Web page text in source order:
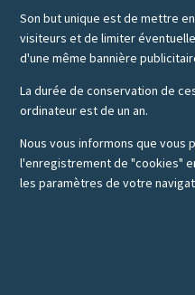
Son but unique est de mettre
visiteurs et de limiter
d'une même bannière
La durée de conservation de
ordinateur est de un an.
Nous vous informons que vous
l'enregistrement de "cookies"
les paramètres de votre